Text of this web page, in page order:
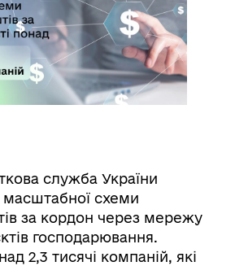
служба України
масштабної схеми
за кордон через мережу
господарювання.
2,3 тисячі компаній, які